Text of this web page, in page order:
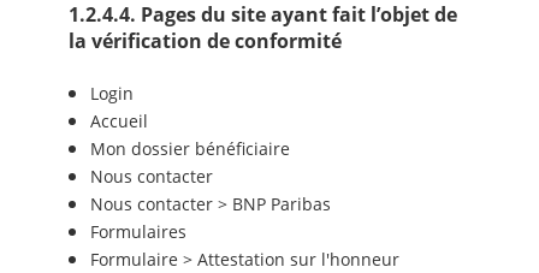
1.2.4.4. Pages du site ayant fait l’objet de
la vérification de conformité
Login
Accueil
Mon dossier bénéficiaire
Nous contacter
Nous contacter > BNP Paribas
Formulaires
Formulaire > Attestation sur l'honneur